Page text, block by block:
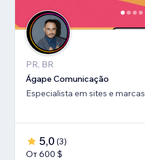
PR, BR
Ágape Comunicação
Especialista em sites e marcas
5,0 (3)
От 600 $